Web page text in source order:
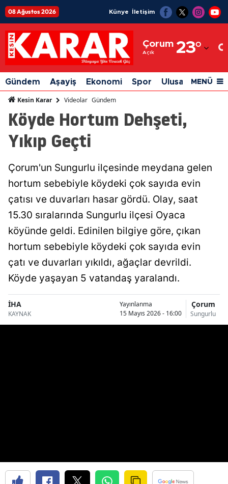
08 Ağustos 2026 Künye İletişim
Çorum
Açık 23°
Adıyaman
Afyonkarahisar
Ağrı
Amasya
Artvin
Aydın
Balıkesir
Bilecik
Bingöl
Bitlis
Burdur
Edirne
Gündem Aşayiş Ekonomi Spor Ulusal Siyaset
MENÜ
Kesin Karar Videolar Gündem
Köyde Hortum Dehşeti,
Yıkıp Geçti
Çorum'un Sungurlu ilçesinde meydana gelen
hortum sebebiyle köydeki çok sayıda evin
çatısı ve duvarları hasar gördü. Olay, saat
15.30 sıralarında Sungurlu ilçesi Oyaca
köyünde geldi. Edinilen bilgiye göre, çıkan
hortum sebebiyle köydeki çok sayıda evin
çatı ve duvarları yıkıldı, ağaçlar devrildi.
Köyde yaşayan 5 vatandaş yaralandı.
İHA
KAYNAK
Yayınlanma
15 Mayıs 2026 - 16:00
Çorum
Sungurlu